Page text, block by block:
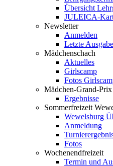
Übersicht
JULEICA-
Newsletter
Anmelden
Letzte Ausgabe
Mädchenschach
Aktuelles
Girlscamp
Fotos
Mädchen-Grand-Prix
Ergebnisse
Sommerfreizeit
Wewelsburg
Anmeldung
Fotos
Wochenendfreizeit
Termin und